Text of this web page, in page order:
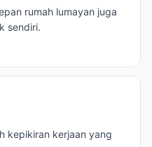
rumah lumayan juga
sendiri.
kepikiran kerjaan yang